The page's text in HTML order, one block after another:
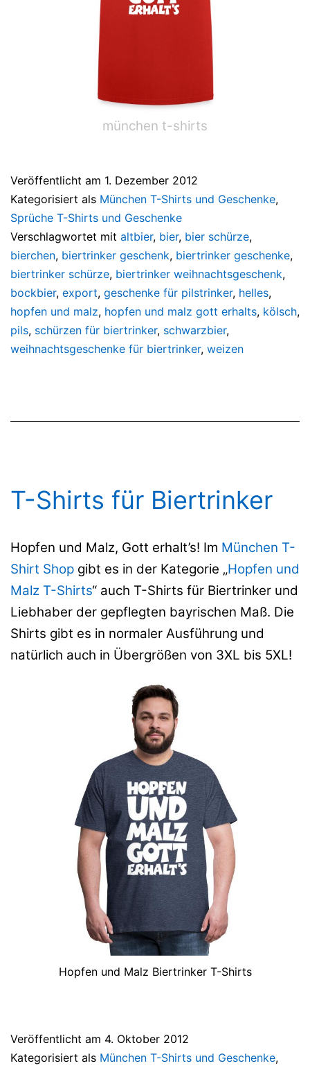
münchen t-shirts
Veröffentlicht am 1. Dezember 2012
Kategorisiert als München T-Shirts und Geschenke,
Sprüche T-Shirts und Geschenke
Verschlagwortet mit altbier, bier, bier schürze,
bierchen, biertrinker geschenk, biertrinker geschenke,
biertrinker schürze, biertrinker weihnachtsgeschenk,
bockbier, export, geschenke für pilstrinker, helles,
hopfen und malz, hopfen und malz gott erhalts, kölsch,
pils, schürzen für biertrinker, schwarzbier,
weihnachtsgeschenke für biertrinker, weizen
T-Shirts für Biertrinker
Hopfen und Malz, Gott erhalt’s! Im München T-
Shirt Shop gibt es in der Kategorie „Hopfen und
Malz T-Shirts“ auch T-Shirts für Biertrinker und
Liebhaber der gepflegten bayrischen Maß. Die
Shirts gibt es in normaler Ausführung und
natürlich auch in Übergrößen von 3XL bis 5XL!
Hopfen und Malz Biertrinker T-Shirts
Veröffentlicht am 4. Oktober 2012
Kategorisiert als München T-Shirts und Geschenke,